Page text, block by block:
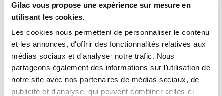
Gilac vous propose une expérience sur mesure en
utilisant les cookies.
Les cookies nous permettent de personnaliser le contenu
et les annonces, d'offrir des fonctionnalités relatives aux
médias sociaux et d'analyser notre trafic. Nous
partageons également des informations sur l'utilisation de
notre site avec nos partenaires de médias sociaux, de
publicité et d'analyse, qui peuvent combiner celles-ci
Ouvrir
1
Add to cart
Fermer
Food specimen containers
+ lid - pack of 7
Ouvrir
ZIP bags for flat control tray
- pack of 1000